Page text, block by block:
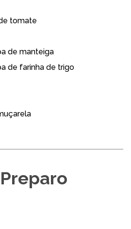
tomate
de manteiga
de farinha de trigo